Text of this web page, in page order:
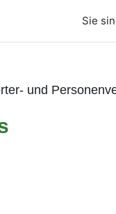
Sie
und